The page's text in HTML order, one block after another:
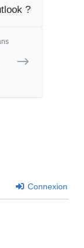
?
Connexion